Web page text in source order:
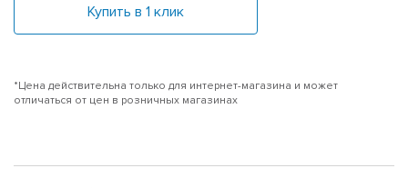
Купить в 1 клик
*Цена действительна только для интернет-магазина и может
отличаться от цен в розничных магазинах